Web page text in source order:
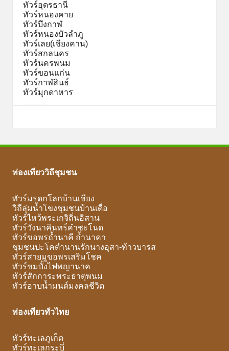
ทัวร์อุดรธานี
ทัวร์หนองคาย
ทัวร์บึงกาฬ
ทัวร์หนองบัวลำภู
ทัวร์เลย(เชียงคาน)
ทัวร์สกลนคร
ทัวร์นครพนม
ทัวร์ขอนแก่น
ทัวร์กาฬสินธ์
ทัวร์มุกดาหาร
ท่องเที่ยววิถีชุมชน
ทัวร์มรดกโลกบ้านเชียง
วิถีลุ่มน้ำโขงชุมชนบ้านเดื่อ
ทัวร์ไหว้พระเกจิถิ่นอิสาน
ทัวร์วังนาคินทร์คำชะโนด
ทัวร์ขอพรถ้ำนาคี ถ้ำนาคา
ชุมชนปะโคตำนานรักนางอุสา-ท้าวบารส
ทัวร์สายมูขอพรเสริมโชค
ทัวร์ชมบั้งไฟพญานาค
ทัวร์สักการะพระธาตุพนม
ทัวร์อาบน้ำมนต์มงคลชีวิต
ท่องเที่ยวทั่วไทย
ทัวร์ทะเลภูเก็ต
ทัวร์ทะเลกระบี่